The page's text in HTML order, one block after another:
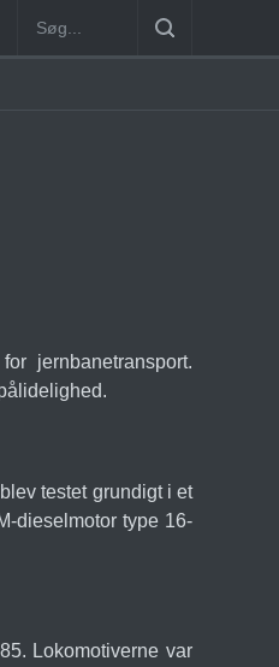
B Station [1886-1930]
jernbanetransport.
testet grundigt i et
dieselmotor type 16-
Lokomotiverne var